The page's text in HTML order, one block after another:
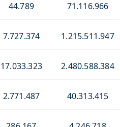
44.789 71.116.966
7.727.374 1.215.511.947
17.033.323 2.480.588.384
2.771.487 40.313.415